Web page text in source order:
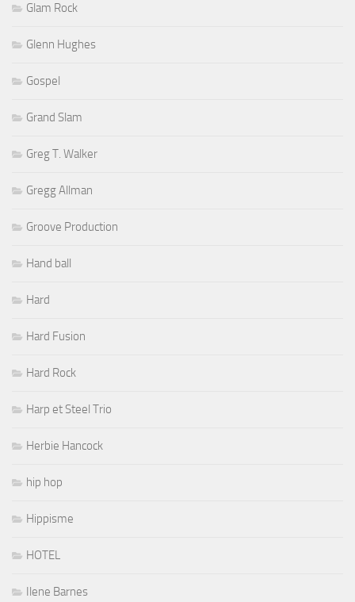
Glam Rock
Glenn Hughes
Gospel
Grand Slam
Greg T. Walker
Gregg Allman
Groove Production
Hand ball
Hard
Hard Fusion
Hard Rock
Harp et Steel Trio
Herbie Hancock
hip hop
Hippisme
HOTEL
Ilene Barnes